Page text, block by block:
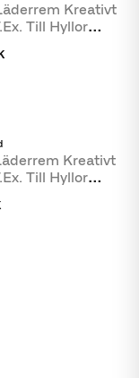
Kreativt
Till Hyllor
Kreativt
Till Hyllor